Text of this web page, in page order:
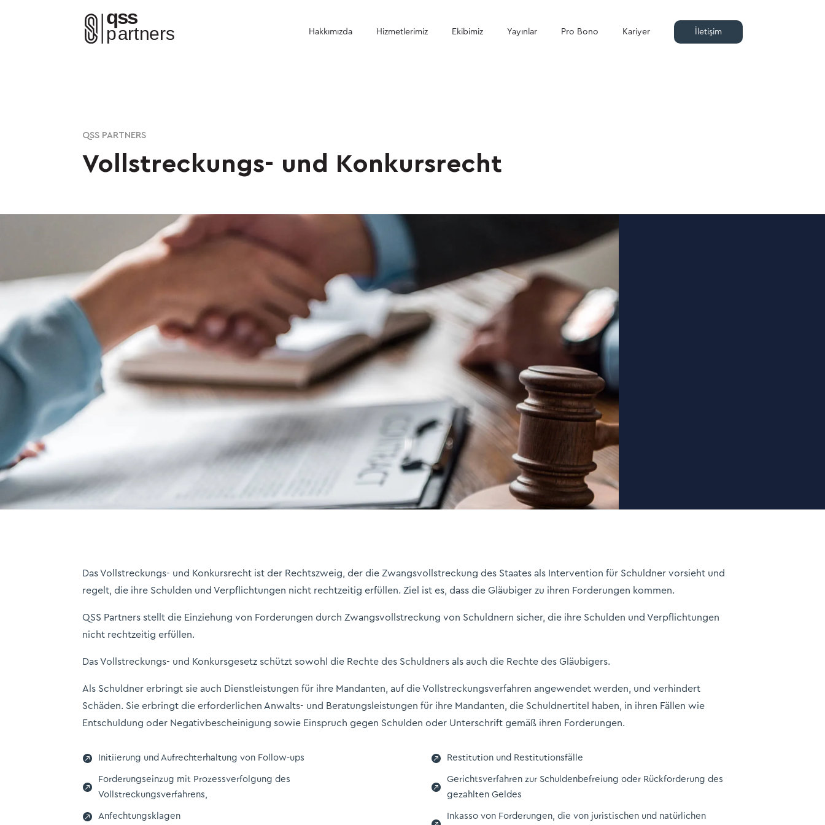
Hakkımızda Hizmetlerimiz Ekibimiz Yayınlar Pro Bono Kariyer İletişim
QSS PARTNERS
Vollstreckungs- und Konkursrecht
Das Vollstreckungs- und Konkursrecht ist der Rechtszweig, der die Zwangsvollstreckung des Staates als Intervention für Schuldner vorsieht und
regelt, die ihre Schulden und Verpflichtungen nicht rechtzeitig erfüllen. Ziel ist es, dass die Gläubiger zu ihren Forderungen kommen.
QSS Partners stellt die Einziehung von Forderungen durch Zwangsvollstreckung von Schuldnern sicher, die ihre Schulden und Verpflichtungen
nicht rechtzeitig erfüllen.
Das Vollstreckungs- und Konkursgesetz schützt sowohl die Rechte des Schuldners als auch die Rechte des Gläubigers.
Als Schuldner erbringt sie auch Dienstleistungen für ihre Mandanten, auf die Vollstreckungsverfahren angewendet werden, und verhindert
Schäden. Sie erbringt die erforderlichen Anwalts- und Beratungsleistungen für ihre Mandanten, die Schuldnertitel haben, in ihren Fällen wie
Entschuldung oder Negativbescheinigung sowie Einspruch gegen Schulden oder Unterschrift gemäß ihren Forderungen.
 Initiierung und Aufrechterhaltung von Follow-ups

Forderungseinzug mit Prozessverfolgung des
Vollstreckungsverfahrens,
 Anfechtungsklagen
 Restitution und Restitutionsfälle

Gerichtsverfahren zur Schuldenbefreiung oder Rückforderung des
gezahlten Geldes
Inkasso von Forderungen, die von juristischen und natürlichen